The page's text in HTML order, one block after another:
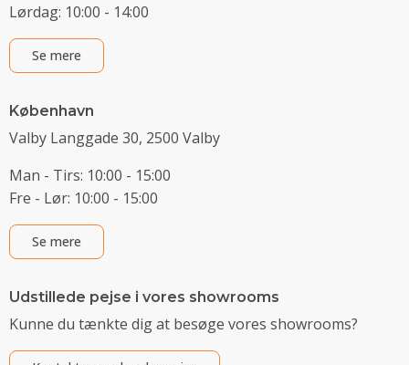
Lørdag: 10:00 - 14:00
Se mere
København
Valby Langgade 30, 2500 Valby
Man - Tirs: 10:00 - 15:00
Fre - Lør: 10:00 - 15:00
Se mere
Udstillede pejse i vores showrooms
Kunne du tænkte dig at besøge vores showrooms?